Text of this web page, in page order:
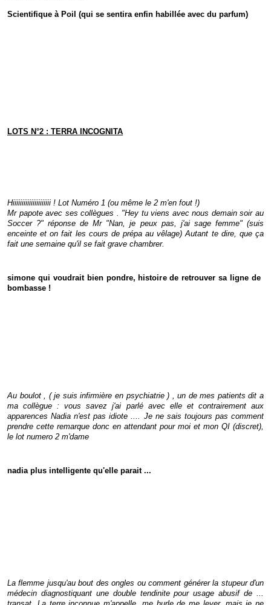
Scientifique à Poil (qui se sentira enfin habillée avec du parfum)
LOTS N°2 : TERRA INCOGNITA
Hiiiiiiiiiiiiiiiiiiiii ! Lot Numéro 1 (ou même le 2 m'en fout !)
Mr papote avec ses collègues . "Hey tu viens avec nous demain soir au
Soccer ?" réponse de Mr "Nan, je peux pas, j'ai sage femme" (suis
enceinte et on fait les cours de prépa au vêlage) Autant te dire, que ça
fait une semaine qu'il se fait grave chambrer.
simone qui voudrait bien pondre, histoire de retrouver sa ligne de
bombasse !
Au boulot , ( je suis infirmière en psychiatrie ) , un de mes patients dit a
ma collègue : vous savez j'ai parlé avec elle et contrairement aux
apparences Nadia n'est pas idiote .... Je ne sais toujours pas comment
prendre cette remarque donc en attendant pour moi et mon QI (discret),
le lot numero 2 m'dame
nadia plus intelligente qu'elle parait ...
La flemme jusqu'au bout des ongles ou comment générer la stupeur d'un
médecin diagnostiquant une double tendinite pour usage abusif de ...